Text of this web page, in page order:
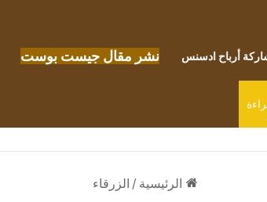
أرباح ادسنس نشر مقال جيست بوست
الرئيسية / الزرقاء